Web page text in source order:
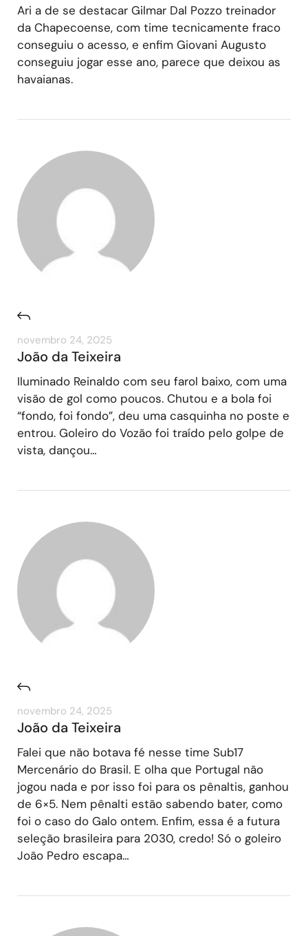
Ari a de se destacar Gilmar Dal Pozzo treinador
da Chapecoense, com time tecnicamente fraco
conseguiu o acesso, e enfim Giovani Augusto
conseguiu jogar esse ano, parece que deixou as
havaianas.
novembro 24, 2025
João da Teixeira
Iluminado Reinaldo com seu farol baixo, com uma
visão de gol como poucos. Chutou e a bola foi
“fondo, foi fondo”, deu uma casquinha no poste e
entrou. Goleiro do Vozão foi traído pelo golpe de
vista, dançou…
novembro 24, 2025
João da Teixeira
Falei que não botava fé nesse time Sub17
Mercenário do Brasil. E olha que Portugal não
jogou nada e por isso foi para os pênaltis, ganhou
de 6×5. Nem pênalti estão sabendo bater, como
foi o caso do Galo ontem. Enfim, essa é a futura
seleção brasileira para 2030, credo! Só o goleiro
João Pedro escapa…